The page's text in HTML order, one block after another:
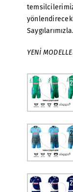
Saygılarımızla.
YENİ